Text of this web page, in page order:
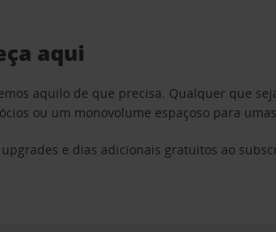
aqui
aquilo de que precisa. Qualquer que
ou um monovolume espaçoso para
e dias adicionais gratuitos ao